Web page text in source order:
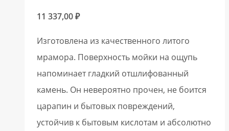
11 337,00₽
Изготовлена из качественного литого
мрамора. Поверхность мойки на ощупь
напоминает гладкий отшлифованный
камень. Он невероятно прочен, не боится
царапин и бытовых повреждений,
устойчив к бытовым кислотам и абсолютно